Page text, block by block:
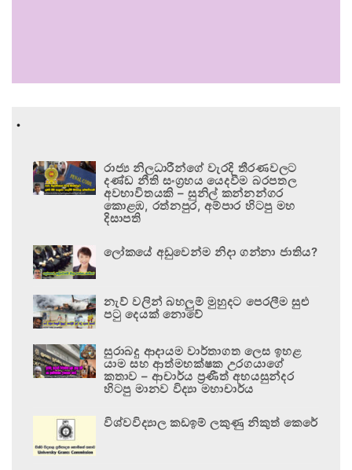
.
රාජ්‍ය නිලධාරීන්ගේ වැරදි තීරණවලට
දණ්ඩ නීති සංග්‍රහය යෙදවීම බරපතල
අවභාවිතයකි – සුනිල් කන්නන්ගර
කොළඹ, රත්නපුර, අම්පාර හිටපු මහ
දිසාපති
ලෝකයේ අඩුවෙන්ම නිදා ගන්නා ජාතිය?
නැව් වලින් බහලුම් මුහුදට පෙරලීම සුළු
පටු දෙයක් නොවේ
සුරාබදු ආදායම වාර්තාගත ලෙස ඉහළ
යාම සහ ආත්මභක්ෂක උරගයාගේ
කතාව – ආචාර්ය ප්‍රණීත් අභයසුන්දර
හිටපු මානව විද්‍යා මහාචාර්ය
විශ්වවිද්‍යාල කඩඉම් ලකුණු නිකුත් කෙරේ